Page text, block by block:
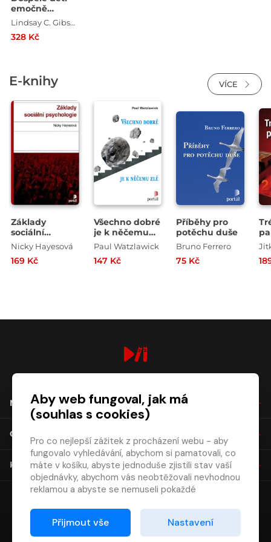
emočně
nezralých
rodičů
Lindsay C. Gibson
328 Kč
E-knihy VÍCE
Základy
sociální
psychologie
Nicky Hayesová
169 Kč
Všechno dobré
je k něčemu
zlé
Paul Watzlawick
147 Kč
Příběhy pro
potěchu duše
Bruno Ferrero
75 Kč
NÁKUP
O SPOLEČNOSTI
KONTAKT
Aby web fungoval, jak má
(souhlas s cookies)
Pro co nejlepší zážitek z procházení webu - aby
fungovalo vyhledávání, abychom si pamatovali, co
máte v košíku, abyste jednoduše zjistili stav vaší
objednávky, abychom vás neobtěžovali nevhodnou
reklamou a abyste se nemuseli pokaždé
Proto od vás potřebujeme souhlas se
zpracováním souborů cookies
Přijmout vše Nastavení